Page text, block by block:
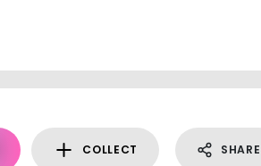
COLLECT SHARE